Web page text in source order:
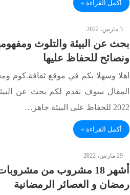
أكمل القراءة »
3 مارس، 2022
بحث عن البيئة والتلوث
ونصائح للحفاظ عليها
اهلا وسهلا بكم في موقع ثقافة.كوم
المقال سوف نقدم لكم بحث عن
2022 للحفاظ على البيئة جاهز…
أكمل القراءة »
29 مارس، 2022
أشهر 18 مشروب من
رمضان و العصائر الرمضانية